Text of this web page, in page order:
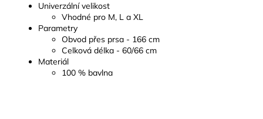
Univerzální velikost
Vhodné pro M, L a XL
Parametry
Obvod přes prsa - 166 cm
Celková délka - 60/66 cm
Materiál
100 % bavlna